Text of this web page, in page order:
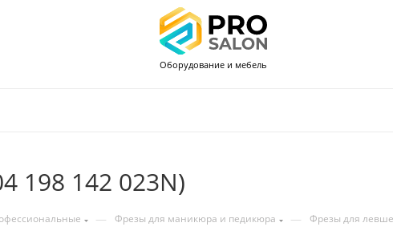
Оборудование и мебель
198 142 023N)
— Фрезы для маникюра и педикюра — Фрезы для